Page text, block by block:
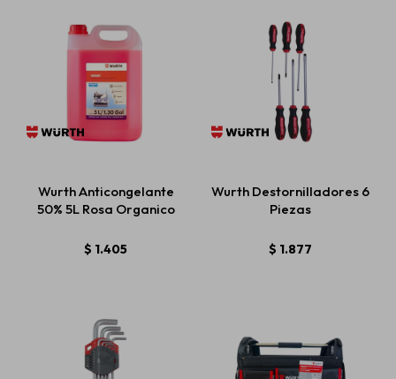
Wurth Anticongelante
50% 5L Rosa Organico
$ 1.405
Wurth Destornilladores 6
Piezas
$ 1.877
Baterías
Repuestos
Servicios